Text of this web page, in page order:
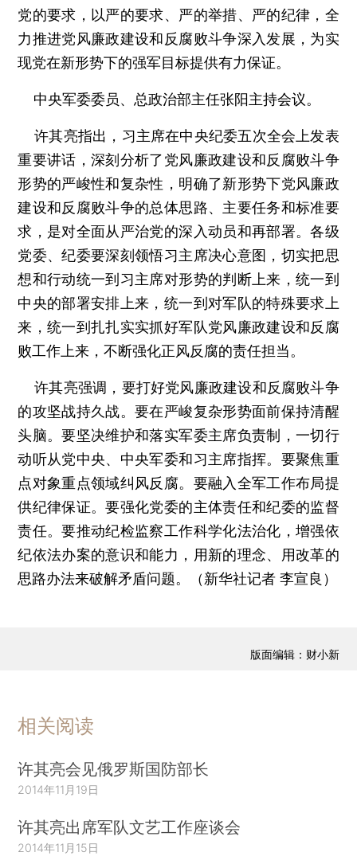
党的要求，以严的要求、严的举措、严的纪律，全
力推进党风廉政建设和反腐败斗争深入发展，为实
现党在新形势下的强军目标提供有力保证。
中央军委委员、总政治部主任张阳主持会议。
许其亮指出，习主席在中央纪委五次全会上发表
重要讲话，深刻分析了党风廉政建设和反腐败斗争
形势的严峻性和复杂性，明确了新形势下党风廉政
建设和反腐败斗争的总体思路、主要任务和标准要
求，是对全面从严治党的深入动员和再部署。各级
党委、纪委要深刻领悟习主席决心意图，切实把思
想和行动统一到习主席对形势的判断上来，统一到
中央的部署安排上来，统一到对军队的特殊要求上
来，统一到扎扎实实抓好军队党风廉政建设和反腐
败工作上来，不断强化正风反腐的责任担当。
许其亮强调，要打好党风廉政建设和反腐败斗争
的攻坚战持久战。要在严峻复杂形势面前保持清醒
头脑。要坚决维护和落实军委主席负责制，一切行
动听从党中央、中央军委和习主席指挥。要聚焦重
点对象重点领域纠风反腐。要融入全军工作布局提
供纪律保证。要强化党委的主体责任和纪委的监督
责任。要推动纪检监察工作科学化法治化，增强依
纪依法办案的意识和能力，用新的理念、用改革的
思路办法来破解矛盾问题。（新华社记者 李宣良）
版面编辑：财小新
相关阅读
许其亮会见俄罗斯国防部长
2014年11月19日
许其亮出席军队文艺工作座谈会
2014年11月15日